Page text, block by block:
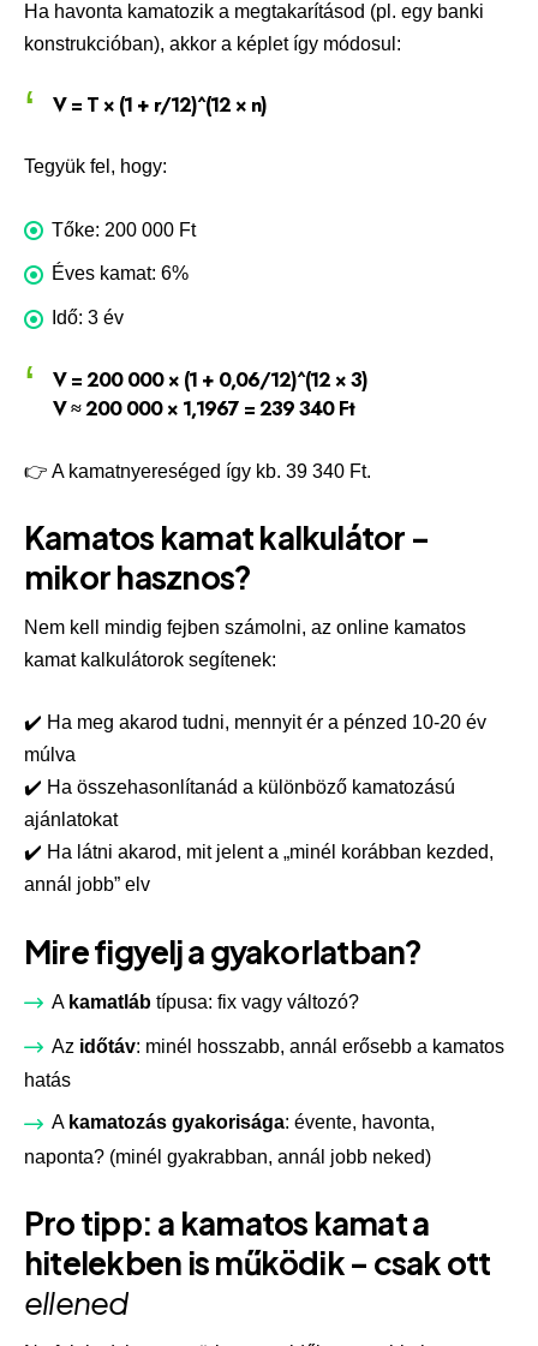
Ha havonta kamatozik a megtakarításod (pl. egy banki
konstrukcióban), akkor a képlet így módosul:
V = T × (1 + r/12)^(12 × n)
Tegyük fel, hogy:
Tőke: 200 000 Ft
Éves kamat: 6%
Idő: 3 év
V = 200 000 × (1 + 0,06/12)^(12 × 3)
V ≈ 200 000 × 1,1967 =239 340 Ft
👉 A kamatnyereséged így kb. 39 340 Ft.
Kamatos kamat kalkulátor –
mikor hasznos?
Nem kell mindig fejben számolni, az online kamatos
kamat kalkulátorok segítenek:
✔️ Ha meg akarod tudni, mennyit ér a pénzed 10-20 év
múlva
✔️ Ha összehasonlítanád a különböző kamatozású
ajánlatokat
✔️ Ha látni akarod, mit jelent a „minél korábban kezded,
annál jobb” elv
Mire figyelj a gyakorlatban?
A kamatláb típusa: fix vagy változó?
Az időtáv: minél hosszabb, annál erősebb a kamatos
hatás
A kamatozás gyakorisága: évente, havonta,
naponta? (minél gyakrabban, annál jobb neked)
Pro tipp: a kamatos kamat a
hitelekben is működik – csak ott
ellened